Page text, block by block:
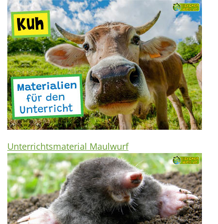
Unterrichtsmaterial Maulwurf